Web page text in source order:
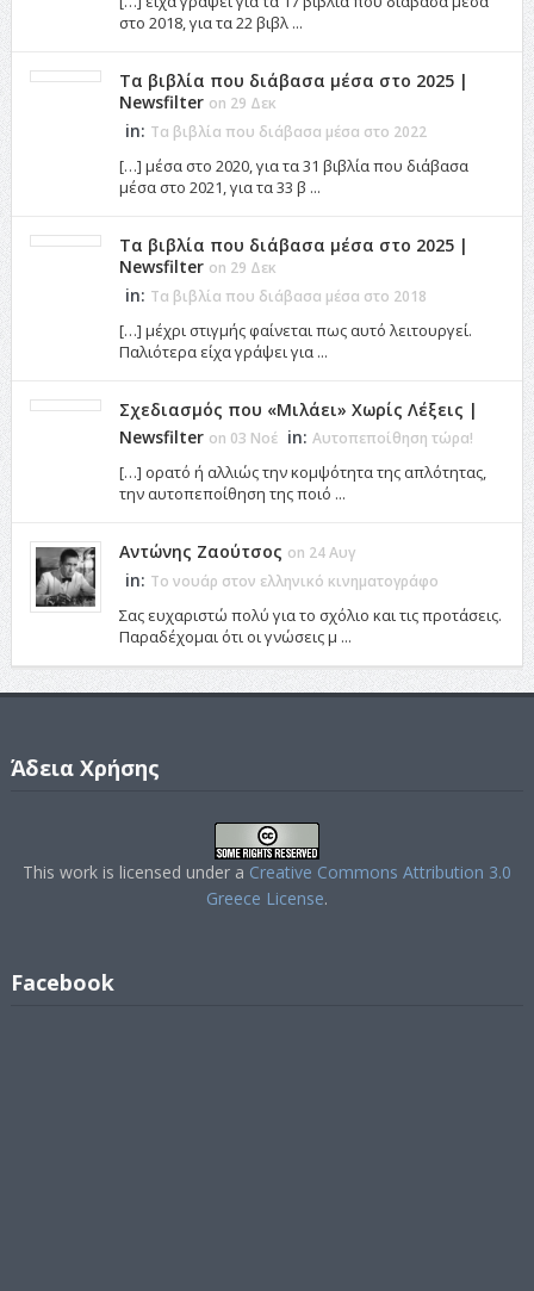
στο 2018, για τα 22 βιβλ ...
Τα βιβλία που διάβασα μέσα στο 2025 |
Newsfilter on 29 Δεκ
in: Τα βιβλία που διάβασα μέσα στο 2022
[…] μέσα στο 2020, για τα 31 βιβλία που διάβασα
μέσα στο 2021, για τα 33 β ...
Τα βιβλία που διάβασα μέσα στο 2025 |
Newsfilter on 29 Δεκ
in: Τα βιβλία που διάβασα μέσα στο 2018
[…] μέχρι στιγμής φαίνεται πως αυτό λειτουργεί.
Παλιότερα είχα γράψει για ...
Σχεδιασμός που «Μιλάει» Χωρίς Λέξεις |
Newsfilter on 03 Νοέ in: Αυτοπεποίθηση τώρα!
[…] ορατό ή αλλιώς την κομψότητα της απλότητας,
την αυτοπεποίθηση της ποιό ...
Αντώνης Ζαούτσος on 24 Αυγ
in: Το νουάρ στον ελληνικό κινηματογράφο
Σας ευχαριστώ πολύ για το σχόλιο και τις προτάσεις.
Παραδέχομαι ότι οι γνώσεις μ ...
Άδεια Χρήσης
This work is licensed under a Creative Commons Attribution 3.0
Greece License.
Facebook